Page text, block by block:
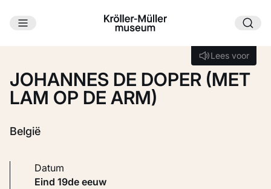
Ga naar hoofdinhoud
Lees voor
Lees voor
JOHANNES DE DOPER (MET
LAM OP DE ARM)
België
Datum
eind 19de eeuw